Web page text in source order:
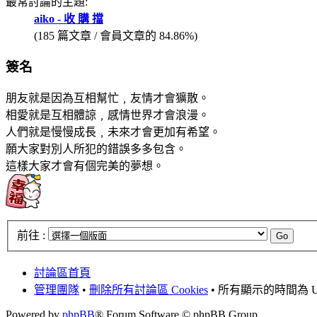
aiko - 收 購 擋
(185 篇文章 / 會員文章的 84.86%)
簽名
朋友就是因為互相幫忙﹐友情才會獷散。
相愛就是互相體諒﹐感情世界才會浪漫。
人們就是慢慢成長﹐未來才會更加有希望。
願大家對別人所犯的錯誤多多包含。
這樣大家才會有個完美的夢想。
前往 :
討論區首頁
管理團隊 • 刪除所有討論區 Cookies • 所有顯示的時間為
Powered by phpBB® Forum Software © phpBB Group